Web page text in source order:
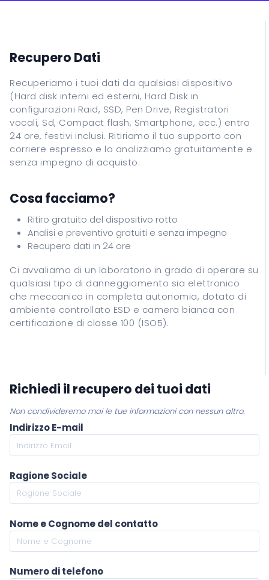
ITALIANO
ENGLISH
ESPANOL
FRANCAIS
DEUTSCH
Recupero Dati
Recuperiamo i tuoi dati da qualsiasi dispositivo
(Hard disk interni ed esterni, Hard Disk in
configurazioni Raid, SSD, Pen Drive, Registratori
vocali, Sd, Compact flash, Smartphone, ecc.) entro
24 ore, festivi inclusi. Ritiriamo il tuo supporto con
corriere espresso e lo analizziamo gratuitamente e
senza impegno di acquisto.
Cosa facciamo?
Ritiro gratuito del dispositivo rotto
Analisi e preventivo gratuiti e senza impegno
Recupero dati in 24 ore
Ci avvaliamo di un laboratorio in grado di operare su
qualsiasi tipo di danneggiamento sia elettronico
che meccanico in completa autonomia, dotato di
ambiente controllato ESD e camera bianca con
certificazione di classe 100 (ISO5).
Richiedi il recupero dei tuoi dati
Non condivideremo mai le tue informazioni con nessun altro.
Indirizzo E-mail
Ragione Sociale
Nome e Cognome del contatto
Numero di telefono